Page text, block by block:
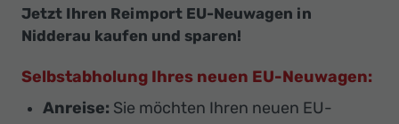
Jetzt Ihren Reimport EU-Neuwagen in
Nidderau kaufen und sparen!
Selbstabholung Ihres neuen EU-Neuwagen:
Anreise: Sie möchten Ihren neuen EU-